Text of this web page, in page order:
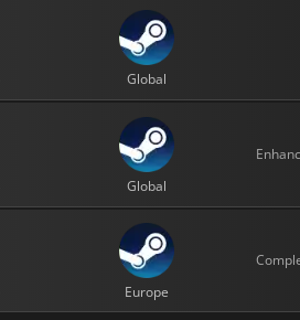
Global
Global
Europe